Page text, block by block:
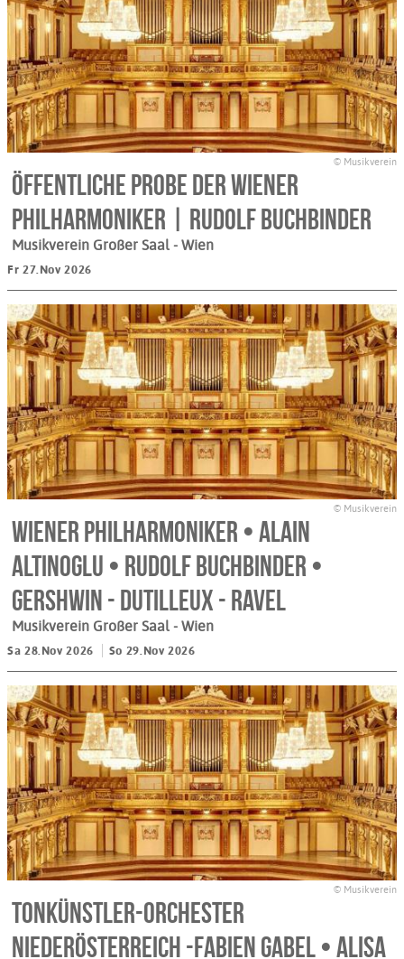
© Musikverein
Öffentliche Probe der Wiener
Philharmoniker | Rudolf Buchbinder
Musikverein Großer Saal - Wien
Fr 27.Nov 2026
© Musikverein
Wiener Philharmoniker • Alain
Altinoglu • Rudolf Buchbinder •
Gershwin - Dutilleux - Ravel
Musikverein Großer Saal - Wien
Sa 28.Nov 2026 So 29.Nov 2026
© Musikverein
Tonkünstler-Orchester
Niederösterreich -Fabien Gabel • Alisa